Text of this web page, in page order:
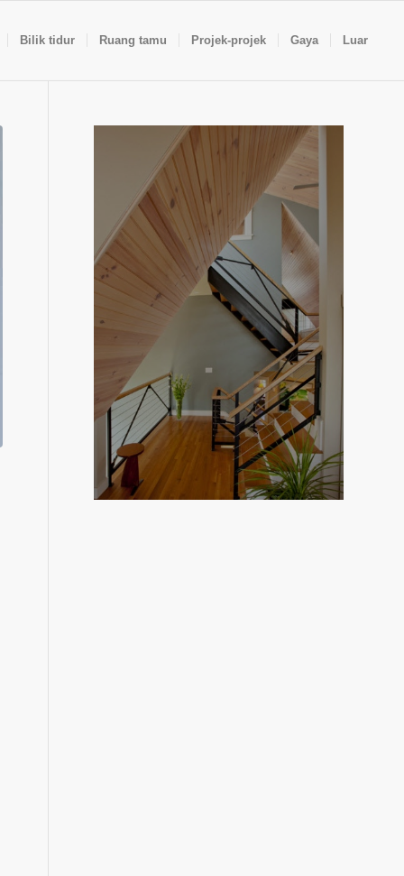
Bilik tidur Ruang tamu Projek-projek Gaya Luar